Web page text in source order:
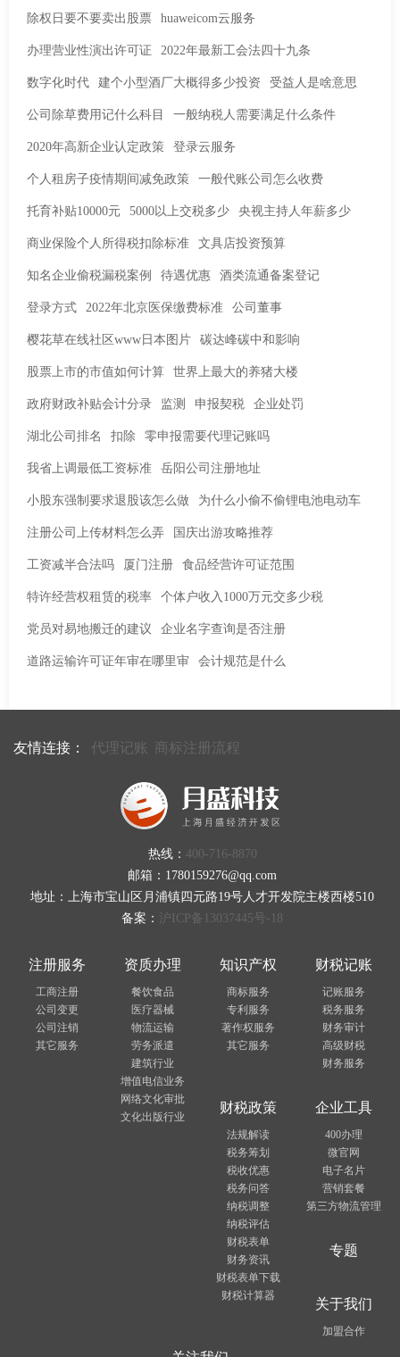
除权日要不要卖出股票 huaweicom云服务
办理营业性演出许可证 2022年最新工会法四十九条
数字化时代 建个小型酒厂大概得多少投资 受益人是啥意思
公司除草费用记什么科目 一般纳税人需要满足什么条件
2020年高新企业认定政策 登录云服务
个人租房子疫情期间减免政策 一般代账公司怎么收费
托育补贴10000元 5000以上交税多少 央视主持人年薪多少
商业保险个人所得税扣除标准 文具店投资预算
知名企业偷税漏税案例 待遇优惠 酒类流通备案登记
登录方式 2022年北京医保缴费标准 公司董事
樱花草在线社区www日本图片 碳达峰碳中和影响
股票上市的市值如何计算 世界上最大的养猪大楼
政府财政补贴会计分录 监测 申报契税 企业处罚
湖北公司排名 扣除 零申报需要代理记账吗
我省上调最低工资标准 岳阳公司注册地址
小股东强制要求退股该怎么做 为什么小偷不偷锂电池电动车
注册公司上传材料怎么弄 国庆出游攻略推荐
工资减半合法吗 厦门注册 食品经营许可证范围
特许经营权租赁的税率 个体户收入1000万元交多少税
党员对易地搬迁的建议 企业名字查询是否注册
道路运输许可证年审在哪里审 会计规范是什么
友情连接： 代理记账 商标注册流程
热线： 400-716-8870
邮箱：1780159276@qq.com
地址：上海市宝山区月浦镇四元路19号人才开发院主楼西楼510
备案： 沪ICP备13037445号-18
注册服务
工商注册
公司变更
公司注销
其它服务
资质办理
餐饮食品
医疗器械
物流运输
劳务派遣
建筑行业
增值电信业务
网络文化审批
文化出版行业
知识产权
商标服务
专利服务
著作权服务
其它服务
财税记账
记账服务
税务服务
财务审计
高级财税
财务服务
财税政策
法规解读
税务筹划
税收优惠
税务问答
纳税调整
纳税评估
财税表单
财务资讯
财税表单下载
财税计算器
企业工具
400办理
微官网
电子名片
营销套餐
第三方物流管理
专题
关于我们
加盟合作